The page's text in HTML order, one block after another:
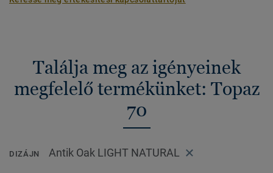
Találja meg az igényeinek
megfelelő termékünket: Topaz
70
DIZÁJN Antik Oak LIGHT NATURAL